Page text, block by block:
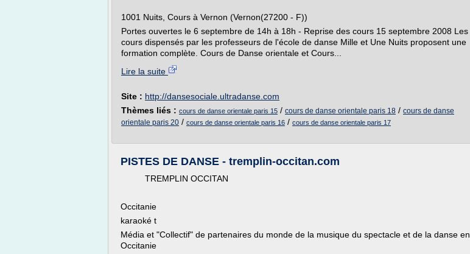
1001 Nuits, Cours à Vernon (Vernon(27200 - F))
Portes ouvertes le 6 septembre de 14h à 18h - Reprise des cours 15 septembre 2008 Les
cours dispensés par les professeurs de l'école de danse Mille et Une Nuits proposent une
formation complète. Cours de Danse orientale et Cours...
Lire la suite
Site : http://dansesociale.ultradanse.com
Thèmes liés : cours de danse orientale paris 15 / cours de danse orientale paris 18 / cours de danse
orientale paris 20 / cours de danse orientale paris 16 / cours de danse orientale paris 17
PISTES DE DANSE - tremplin-occitan.com
TREMPLIN OCCITAN
Occitanie
karaoké t
Média et "Collectif" de partenaires du monde de la musique du spectacle et de la danse en
Occitanie